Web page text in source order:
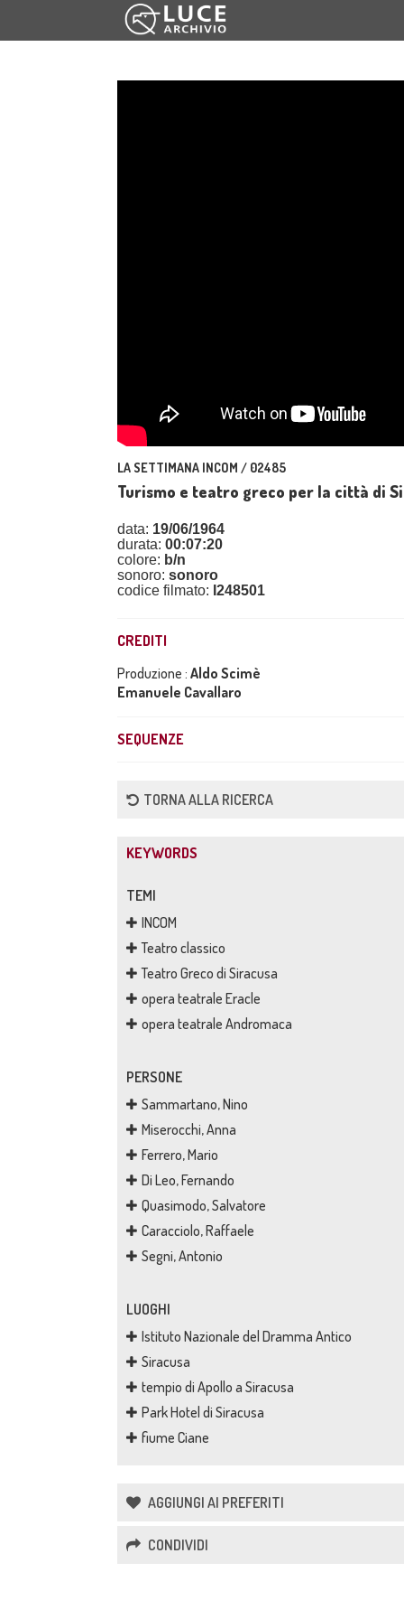
LA SETTIMANA INCOM / 02485
Turismo e teatro greco per la città di
data: 19/06/1964
durata: 00:07:20
colore: b/n
sonoro: sonoro
codice filmato: I248501
CREDITI
Produzione : Aldo Scimè
Emanuele Cavallaro
SEQUENZE
TORNA ALLA RICERCA
KEYWORDS
TEMI
INCOM
Teatro classico
Teatro Greco di Siracusa
opera teatrale Eracle
opera teatrale Andromaca
PERSONE
Sammartano, Nino
Miserocchi, Anna
Ferrero, Mario
Di Leo, Fernando
Quasimodo, Salvatore
Caracciolo, Raffaele
Segni, Antonio
LUOGHI
Istituto Nazionale del Dramma Antico
Siracusa
tempio di Apollo a Siracusa
Park Hotel di Siracusa
fiume Ciane
AGGIUNGI AI PREFERITI
CONDIVIDI